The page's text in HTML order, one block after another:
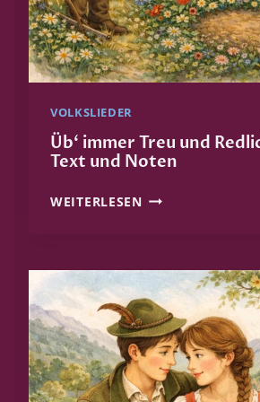
E
X
T
U
N
O
E
VOLKSLIEDER
Üb‘ immer Treu und
Text und Noten
WEITERLESENÜ
M
E
R
T
R